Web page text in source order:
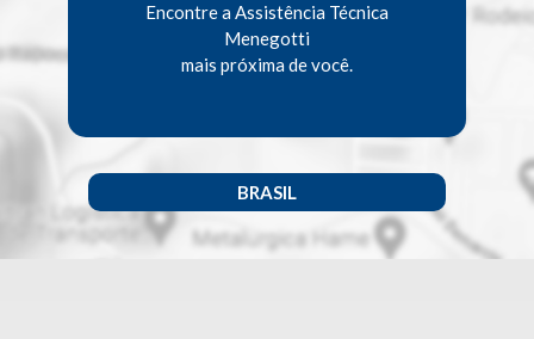
Encontre a Assistência Técnica
Menegotti
mais próxima de você.
BRASIL